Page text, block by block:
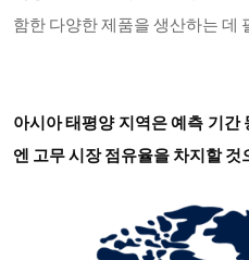
함한 다양한 제품을 생산하는 데
아시아 태평양 지역은 예측 기간
엔 고무 시장 점유율을 차지할 것